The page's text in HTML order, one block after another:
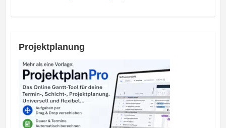
Projektplanung